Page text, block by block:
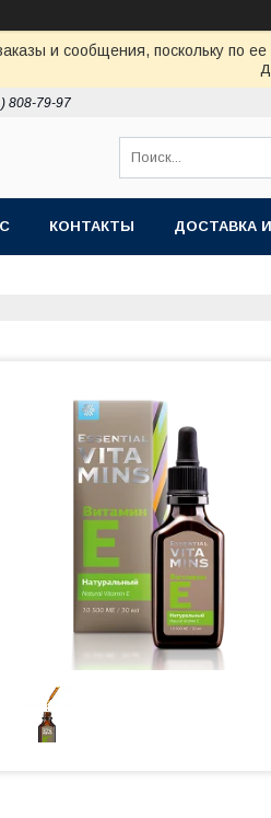
и сообщения, поскольку по
808-79-97
КОНТАКТЫ ДОСТАВКА